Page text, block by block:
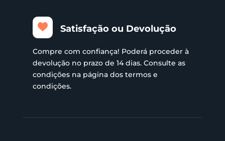
Satisfação ou Devolução
Compre com confiança! Poderá proceder à
devolução no prazo de 14 dias. Consulte as
condições na página dos termos e
condições.